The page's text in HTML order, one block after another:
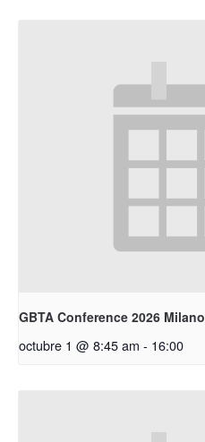
GBTA Conference 2026 Milano
octubre 1 @ 8:45 am - 16:00